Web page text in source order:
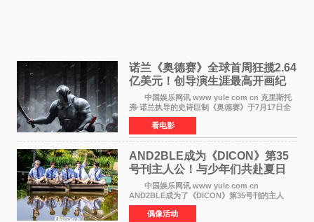
诺兰《奥德赛》全球首周狂揽2.64
亿美元！创导演生涯最高开画纪
中国娱乐网讯 www yule com cn 克里斯托
弗·诺兰执导的史诗巨制《奥德赛》于7月17日全
球上映，首周末票房表现远超预期——北美首周
三天粗报1 245亿美元（开画3919馆），全球首周
2 641亿美元
看电影
AND2BLE成为《DICON》第35
号刊主人公！与少年们共赴夏日
之约
中国娱乐网讯 www yule com cn
AND2BLE成为了《DICON》第35号刊的主人
公，本期标题为And The Summer。作为出道后
首次担任杂志画报主角的完整体，AND2BLE用清
偶像活动